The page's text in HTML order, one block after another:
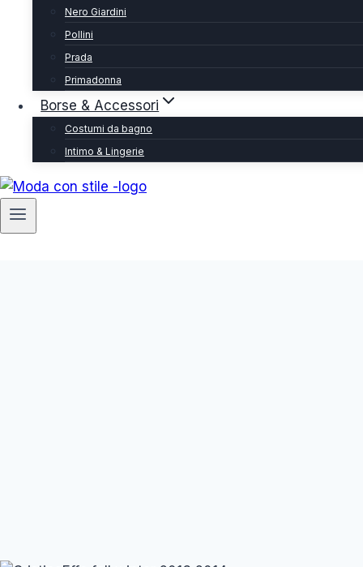
Nero Giardini
Pollini
Prada
Primadonna
Borse & Accessori
Costumi da bagno
Intimo & Lingerie